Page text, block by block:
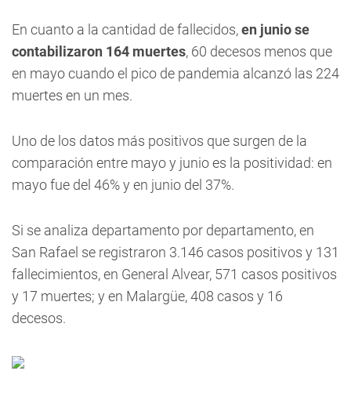
En cuanto a la cantidad de fallecidos,en junio se
contabilizaron 164 muertes, 60 decesos menos que
en mayo cuando el pico de pandemia alcanzó las 224
muertes en un mes.
Uno de los datos más positivos que surgen de la
comparación entre mayo y junio es la positividad: en
mayo fue del 46% y en junio del 37%.
Si se analiza departamento por departamento, en
San Rafael se registraron 3.146 casos positivos y 131
fallecimientos, en General Alvear, 571 casos positivos
y 17 muertes; y en Malargüe, 408 casos y 16
decesos.